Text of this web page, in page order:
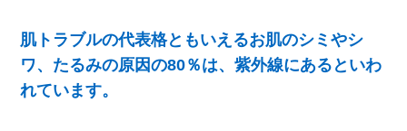
肌トラブルの代表格ともいえるお肌のシミやシ
ワ、たるみの原因の80％は、紫外線にあるといわ
れています。